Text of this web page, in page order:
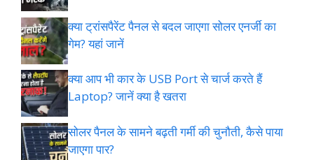
क्या ट्रांसपैरेंट पैनल से बदल जाएगा सोलर एनर्जी का
गेम? यहां जानें
क्या आप भी कार के USB Port से चार्ज करते हैं
Laptop? जानें क्या है खतरा
सोलर पैनल के सामने बढ़ती गर्मी की चुनौती, कैसे पाया
जाएगा पार?